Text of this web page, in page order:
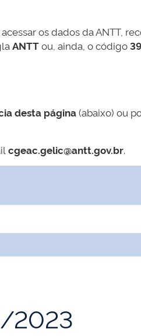
os dados da ANTT,
ANTTou, ainda, o código
desta página(abaixo) ou
cgeac.gelic@antt.gov.br.
2023